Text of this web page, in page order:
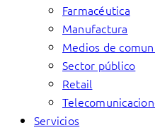
Farmacéutica
Manufactura
Medios de
Sector público
Retail
Servicios